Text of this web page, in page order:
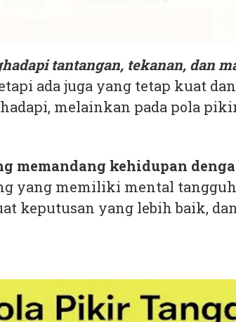
tantangan, tekanan, dan
ada juga yang tetap kuat
melainkan pada pola
memandang kehidupan
yang memiliki mental
keputusan yang lebih baik,